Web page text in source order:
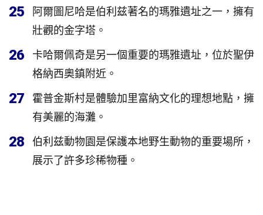
25
阿爾圖尼哈是伯利兹著名的瑪雅遺址之一，擁有
壯觀的金字塔。
26
卡哈爾佩奇是另一個重要的瑪雅遺址，位於聖伊
格納西奧鎮附近。
27
霍普金斯村是體驗加里富納文化的理想地點，擁
有美麗的海灘。
28
伯利兹動物園是保護本地野生動物的重要場所，
展示了許多珍稀物種。